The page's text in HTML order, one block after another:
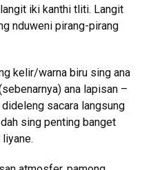
iki kanthi tliti. Langit
nduweni pirang-pirang
kelir/warna biru sing ana
ana lapisan –
sacara langsung
sing penting banget